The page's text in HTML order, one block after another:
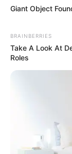
Giant Object
BRAINBERRIES
Take A Look At
Roles